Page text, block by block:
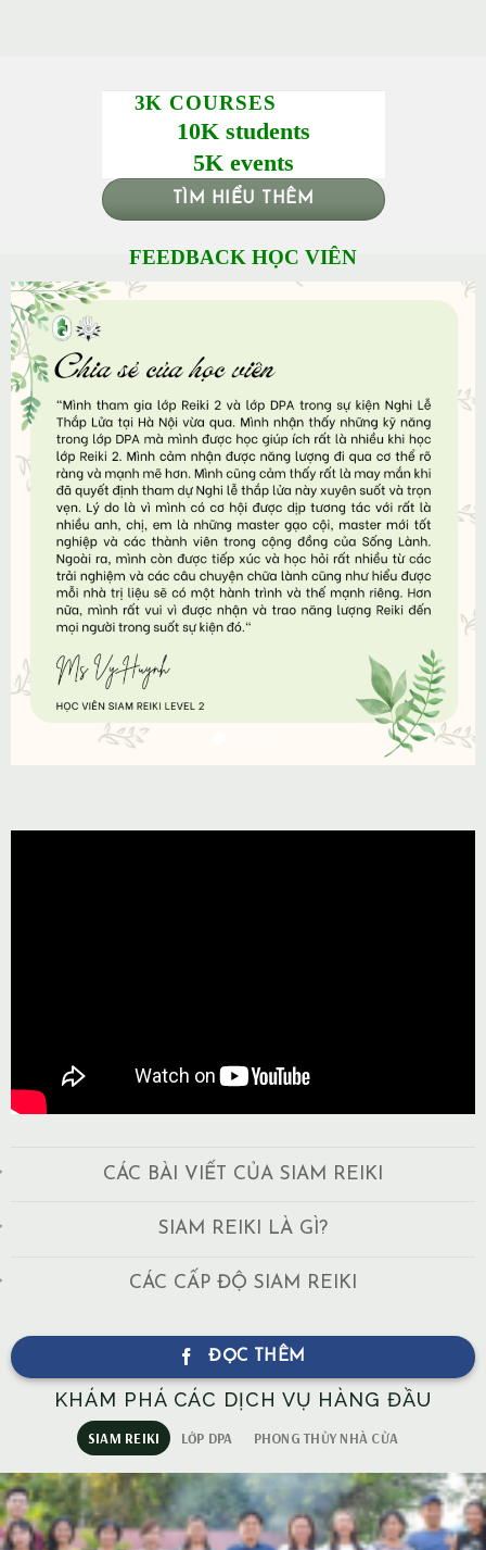
3K COURSES
10K students
5K events
TÌM HIỂU THÊM
FEEDBACK HỌC VIÊN
CÁC BÀI VIẾT CỦA SIAM REIKI
SIAM REIKI LÀ GÌ?
CÁC CẤP ĐỘ SIAM REIKI
ĐỌC THÊM
KHÁM PHÁ CÁC DỊCH VỤ HÀNG ĐẦU
SIAM REIKI LỚP DPA PHONG THỦY NHÀ CỬA